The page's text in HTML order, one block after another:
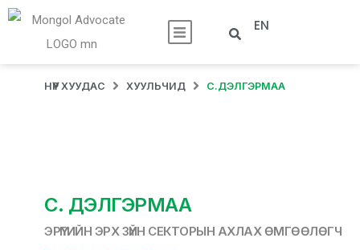
EN
НҮҮР ХУУДАС ХУУЛЬЧИД С.ДЭЛГЭРМАА
С. ДЭЛГЭРМАА
ЭРҮҮГИЙН ЭРХ ЗҮЙН СЕКТОРЫН АХЛАХ ӨМГӨӨЛӨГЧ